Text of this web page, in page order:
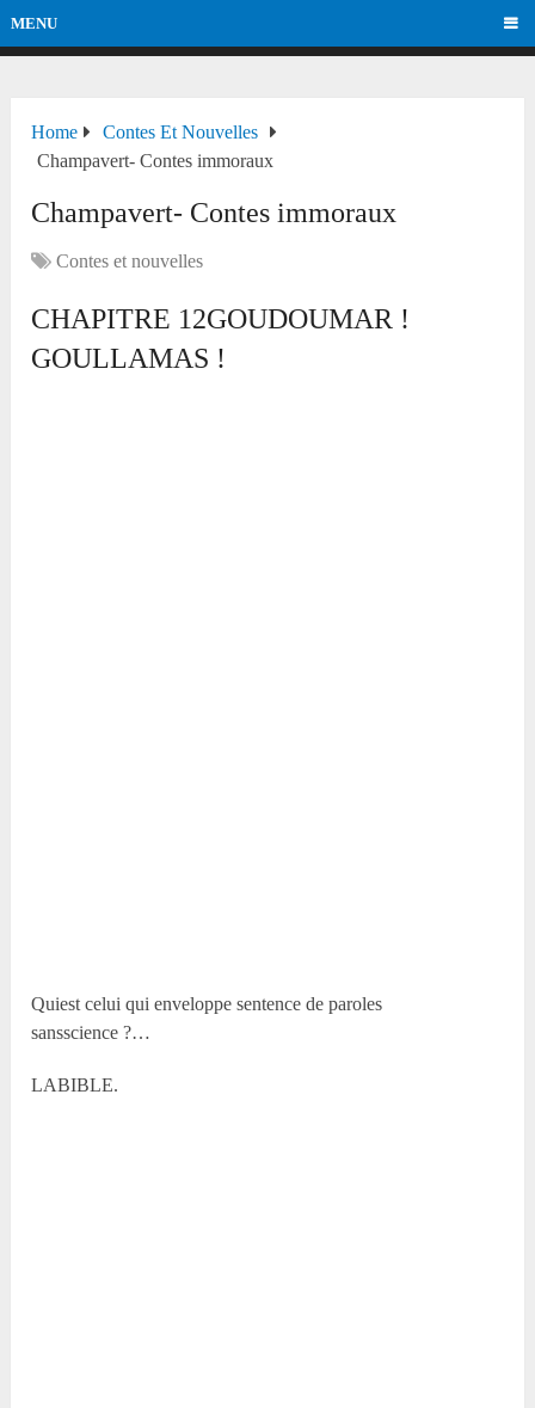
MENU
Home
Contes Et Nouvelles
Champavert- Contes immoraux
Champavert- Contes immoraux
Contes et nouvelles
CHAPITRE 12GOUDOUMAR !
GOULLAMAS !
Quiest celui qui enveloppe sentence de paroles
sansscience ?…
LABIBLE.